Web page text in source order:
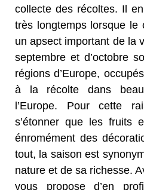
collecte des récoltes. Il
très longtemps lorsque le
un apsect important de la
septembre et d’octobre
régions d’Europe,
à la récolte dans
l’Europe. Pour cette
s’étonner que les fruits
énromément des
tout, la saison est
nature et de sa richesse.
vous propose d’en